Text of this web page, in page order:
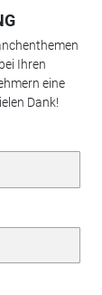
Ihren
eine
Dank!